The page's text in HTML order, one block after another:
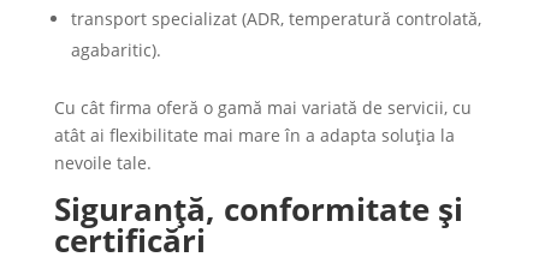
transport specializat (ADR, temperatură controlată,
agabaritic).
Cu cât firma oferă o gamă mai variată de servicii, cu
atât ai flexibilitate mai mare în a adapta soluția la
nevoile tale.
Siguranță, conformitate și
certificări